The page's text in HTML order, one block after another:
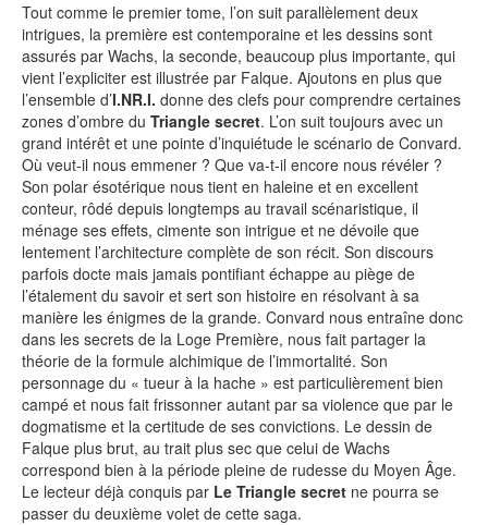
FORUM
EDITIONS ACTUSF
EMAGINAIRE
MES PREMIÈRES LECTURES
Mentions légales - Cookies - Publicités
Données personnelles - Plan du site
Tout comme le premier tome, l’on suit parallèlement deux
intrigues, la première est contemporaine et les dessins sont
assurés par Wachs, la seconde, beaucoup plus importante, qui
vient l’expliciter est illustrée par Falque. Ajoutons en plus que
l’ensemble d’I.NR.I. donne des clefs pour comprendre certaines
zones d’ombre du Triangle secret. L’on suit toujours avec un
grand intérêt et une pointe d’inquiétude le scénario de Convard.
Où veut-il nous emmener ? Que va-t-il encore nous révéler ?
Son polar ésotérique nous tient en haleine et en excellent
conteur, rôdé depuis longtemps au travail scénaristique, il
ménage ses effets, cimente son intrigue et ne dévoile que
lentement l’architecture complète de son récit. Son discours
parfois docte mais jamais pontifiant échappe au piège de
l’étalement du savoir et sert son histoire en résolvant à sa
manière les énigmes de la grande. Convard nous entraîne donc
dans les secrets de la Loge Première, nous fait partager la
théorie de la formule alchimique de l’immortalité. Son
personnage du « tueur à la hache » est particulièrement bien
campé et nous fait frissonner autant par sa violence que par le
dogmatisme et la certitude de ses convictions. Le dessin de
Falque plus brut, au trait plus sec que celui de Wachs
correspond bien à la période pleine de rudesse du Moyen Âge.
Le lecteur déjà conquis par Le Triangle secret ne pourra se
passer du deuxième volet de cette saga.